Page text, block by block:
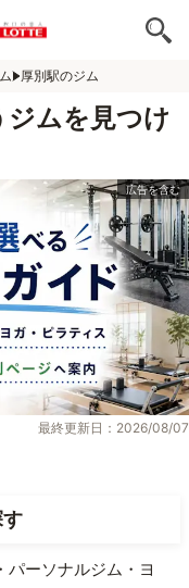
厚別駅のジム
ジムを見つけ
最終更新日：2026/08/07
パーソナルジム・ヨ